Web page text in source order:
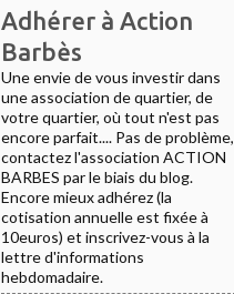
Adhérer à Action
Barbès
Une envie de vous investir dans
une association de quartier, de
votre quartier, où tout n'est pas
encore parfait.... Pas de problème,
contactez l'association ACTION
BARBES par le biais du blog.
Encore mieux adhérez (la
cotisation annuelle est fixée à
10euros) et inscrivez-vous à la
lettre d'informations
hebdomadaire.